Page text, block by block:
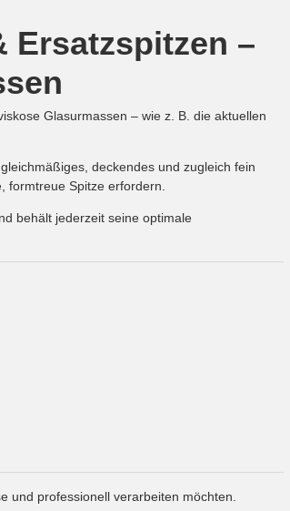
Ersatzspitzen –
Glasurmassen – wie z. B. die aktuellen
deckendes und zugleich fein
formtreue Spitze erfordern.
behält jederzeit seine optimale
und professionell verarbeiten möchten.